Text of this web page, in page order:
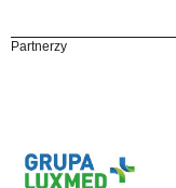
Partnerzy